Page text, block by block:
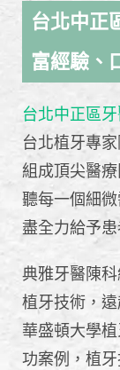
台北中正
富經驗、
台北中正區
台北植牙專
組成頂尖醫
聽每一個細
盡全力給予
典雅牙醫陳
植牙技術，
華盛頓大學
功案例，植